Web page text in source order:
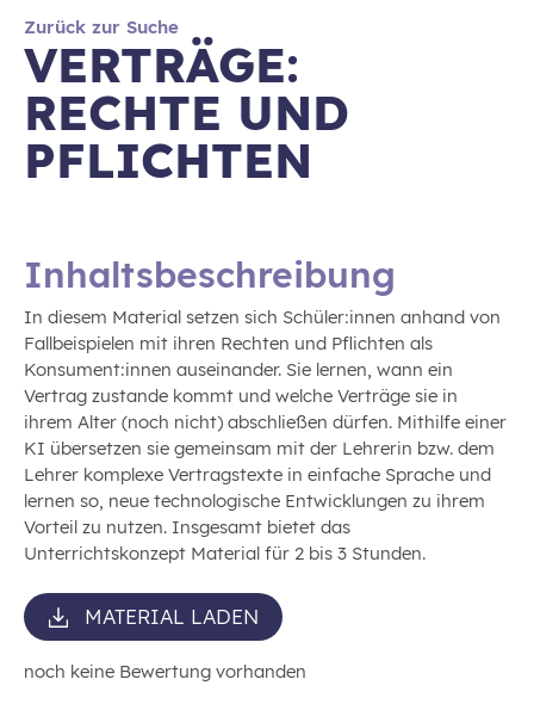
Zurück zur Suche
VERTRÄGE:
RECHTE UND
PFLICHTEN
Inhaltsbeschreibung
In diesem Material setzen sich Schüler:innen anhand von
Fallbeispielen mit ihren Rechten und Pflichten als
Konsument:innen auseinander. Sie lernen, wann ein
Vertrag zustande kommt und welche Verträge sie in
ihrem Alter (noch nicht) abschließen dürfen. Mithilfe einer
KI übersetzen sie gemeinsam mit der Lehrerin bzw. dem
Lehrer komplexe Vertragstexte in einfache Sprache und
lernen so, neue technologische Entwicklungen zu ihrem
Vorteil zu nutzen. Insgesamt bietet das
Unterrichtskonzept Material für 2 bis 3 Stunden.
MATERIAL LADEN
noch keine Bewertung vorhanden